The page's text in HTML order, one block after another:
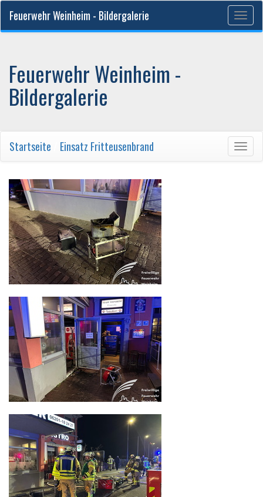
Feuerwehr Weinheim - Bildergalerie
Feuerwehr Weinheim -
Bildergalerie
Startseite Einsatz Fritteusenbrand